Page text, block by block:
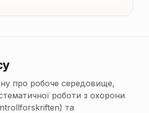
про робоче середовище,
роботи з охорони
та